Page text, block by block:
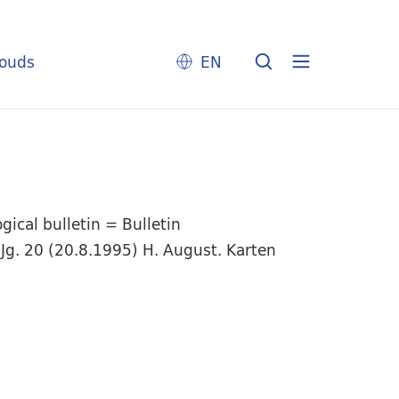
EN
bulletin = Bulletin
20 (20.8.1995) H. August. Karten